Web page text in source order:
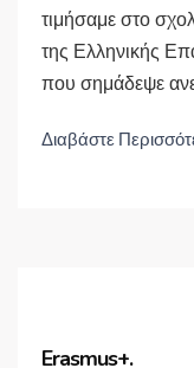
τιμήσαμε στο
της Ελληνικής
που σημάδεψε
Διαβάστε
Erasmus+.